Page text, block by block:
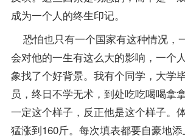
成为一个人的终生印记。
恐怕也只有一个国家有这种情况，
会对他的一生有这么大的影响，一个
象找了个好背景。我有个同学，大学
员，终日不学无术，到处吃吃喝喝拿
一定这个样子，反正他是这个样子。
猛涨到160斤。每次填表都要自豪地